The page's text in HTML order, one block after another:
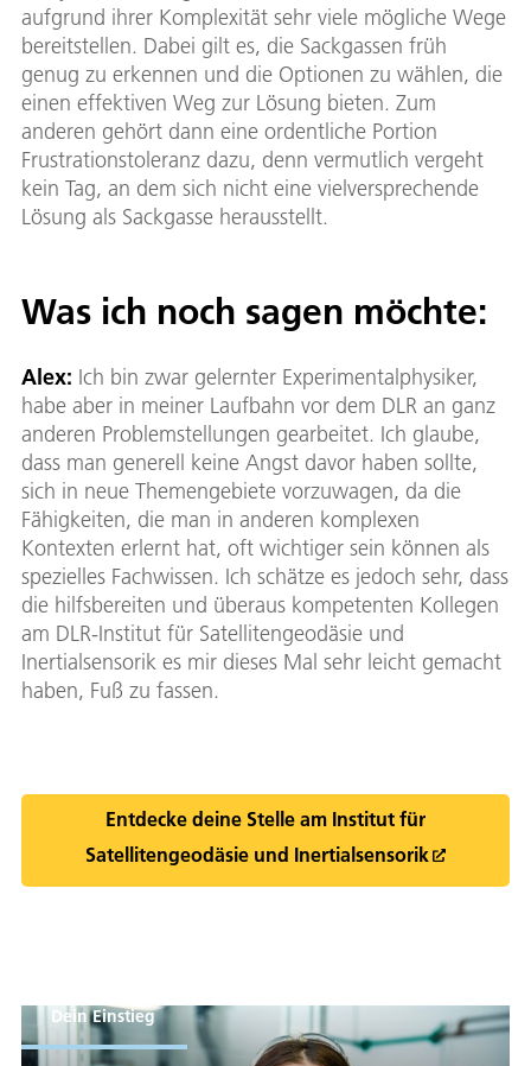
aufgrund ihrer Komplexität sehr viele mögliche Wege
bereitstellen. Dabei gilt es, die Sackgassen früh
genug zu erkennen und die Optionen zu wählen, die
einen effektiven Weg zur Lösung bieten. Zum
anderen gehört dann eine ordentliche Portion
Frustrationstoleranz dazu, denn vermutlich vergeht
kein Tag, an dem sich nicht eine vielversprechende
Lösung als Sackgasse herausstellt.
Was ich noch sagen möchte:
Alex: Ich bin zwar gelernter Experimentalphysiker,
habe aber in meiner Laufbahn vor dem DLR an ganz
anderen Problemstellungen gearbeitet. Ich glaube,
dass man generell keine Angst davor haben sollte,
sich in neue Themengebiete vorzuwagen, da die
Fähigkeiten, die man in anderen komplexen
Kontexten erlernt hat, oft wichtiger sein können als
spezielles Fachwissen. Ich schätze es jedoch sehr, dass
die hilfsbereiten und überaus kompetenten Kollegen
am DLR-Institut für Satellitengeodäsie und
Inertialsensorik es mir dieses Mal sehr leicht gemacht
haben, Fuß zu fassen.
Entdecke deine Stelle am Institut für
Satellitengeodäsie und Inertialsensorik
Dein Einstieg